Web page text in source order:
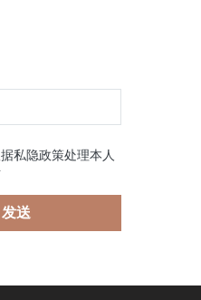
私隐政策处理本人
发送